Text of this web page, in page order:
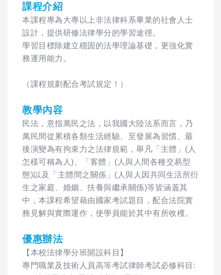
課程介紹
本課程專為大專以上非法律科系畢業的社會人士
設計，提供研修法律學分的學習途徑。
學習目標除建立穩固的法學理論基礎，更強化實
務運用能力。
（課程規劃配合考試規定！）
教學內容
民法，意指萬民之法，以我國大陸法系而言，乃
萬民間從累積各類生活經驗、至發展為習慣、最
後演變為有拘束力之法律規範，舉凡「主體」(人
怎樣可稱為人)、「客體」(人與人間各種交易型
態)以及「主體間之關係」(人與人因共同生活所衍
生之家庭、婚姻、扶養與繼承關係)等皆涵蓋其
中，本課程希望藉由國家考試題目，配合法院實
務見解與實際運作，使學員能於其中有所收穫。
優惠辦法
【本校法律學分班開設科目】
專門職業及技術人員高等考試律師考試必修科目: